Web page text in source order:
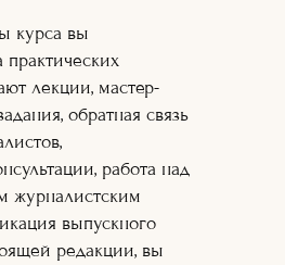
которая
в одном или
изданиях.
по
курса вы
практических
лекции, мастер-
обратная связь
работа над
журналистским
выпускного
редакции, вы